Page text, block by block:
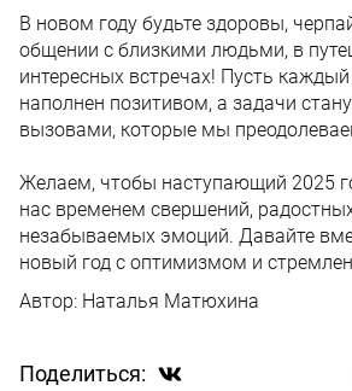
В новом году будьте здоровы,
общении с близкими людьми, в
интересных встречах! Пусть
наполнен позитивом, а задачи
вызовами, которые мы
Желаем, чтобы наступающий 2025
нас временем свершений,
незабываемых эмоций. Давайте
новый год с оптимизмом и
Автор: Наталья Матюхина
Поделиться: